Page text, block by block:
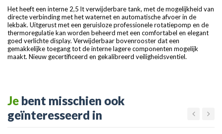
Het heeft een interne 2,5 lt verwijderbare tank, met de mogelijkheid van
directe verbinding met het waternet en automatische afvoer in de
lekbak. Uitgerust met een geruisloze professionele rotatiepomp en de
thermoregulatie kan worden beheerd met een comfortabel en elegant
goed verlichte display. Verwijderbaar bovenrooster dat een
gemakkelijke toegang tot de interne lagere componenten mogelijk
maakt. Nieuw gecertificeerd en gekalibreerd veiligheidsventiel.
Je bent misschien ook
geïnteresseerd in